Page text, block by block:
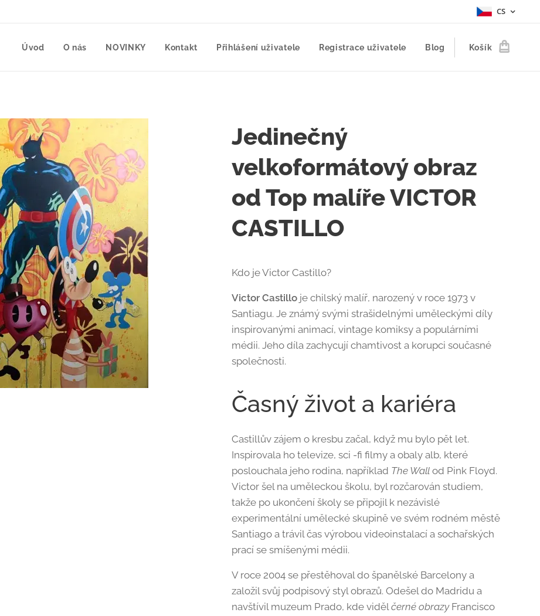
CS
Úvod O nás NOVINKY Kontakt Přihlášení uživatele Registrace uživatele Blog Košík
Jedinečný
velkoformátový obraz
od Top malíře VICTOR
CASTILLO
Kdo je Victor Castillo?
Victor Castillo je chilský malíř, narozený v roce 1973 v
Santiagu. Je známý svými strašidelnými uměleckými díly
inspirovanými animací, vintage komiksy a populárními
médii. Jeho díla zachycují chamtivost a korupci současné
společnosti.
Časný život a kariéra
Castillův zájem o kresbu začal, když mu bylo pět let.
Inspirovala ho televize, sci -fi filmy a obaly alb, které
poslouchala jeho rodina, například The Wall od Pink Floyd.
Victor šel na uměleckou školu, byl rozčarován studiem,
takže po ukončení školy se připojil k nezávislé
experimentální umělecké skupině ve svém rodném městě
Santiago a trávil čas výrobou videoinstalací a sochařských
prací se smíšenými médii.
V roce 2004 se přestěhoval do španělské Barcelony a
založil svůj podpisový styl obrazů. Odešel do Madridu a
navštívil muzeum Prado, kde vidělčerné obrazyFrancisco